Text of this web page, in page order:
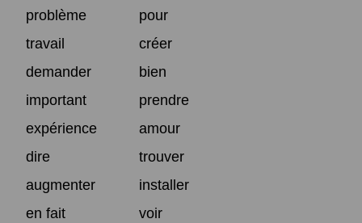
problème
pour
travail
créer
demander
bien
important
prendre
expérience
amour
dire
trouver
augmenter
installer
en fait
voir